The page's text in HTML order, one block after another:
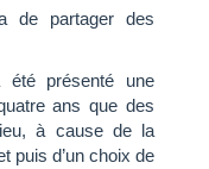
de partager des
présenté une
ans que des
à cause de la
puis d’un choix de